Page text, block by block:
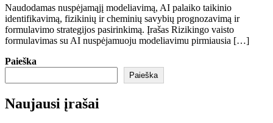
Naudodamas nuspėjamąjį modeliavimą, AI palaiko taikinio
identifikavimą, fizikinių ir cheminių savybių prognozavimą ir
formulavimo strategijos pasirinkimą. Įrašas Rizikingo vaisto
formulavimas su AI nuspėjamuoju modeliavimu pirmiausia […]
Paieška
Paieška
Naujausi įrašai